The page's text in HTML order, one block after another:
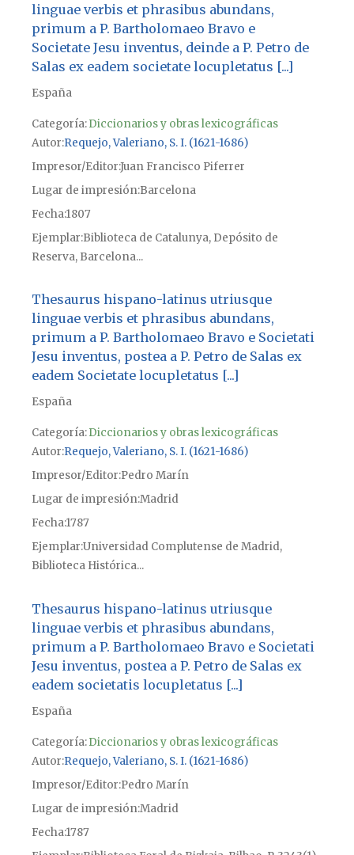
linguae verbis et phrasibus abundans,
primum a P. Bartholomaeo Bravo e
Societate Jesu inventus, deinde a P. Petro de
Salas ex eadem societate locupletatus [...]
España
Categoría:Diccionarios y obras lexicográficas
Autor Requejo, Valeriano, S. I. (1621-1686)
Impresor/EditorJuan Francisco Piferrer
Lugar de impresiónBarcelona
Fecha1807
Ejemplar Biblioteca de Catalunya, Depósito de
Reserva, Barcelona...
Thesaurus hispano-latinus utriusque
linguae verbis et phrasibus abundans,
primum a P. Bartholomaeo Bravo e Societati
Jesu inventus, postea a P. Petro de Salas ex
eadem Societate locupletatus [...]
España
Categoría:Diccionarios y obras lexicográficas
Autor Requejo, Valeriano, S. I. (1621-1686)
Impresor/Editor Pedro Marín
Lugar de impresiónMadrid
Fecha1787
Ejemplar Universidad Complutense de Madrid,
Biblioteca Histórica...
Thesaurus hispano-latinus utriusque
linguae verbis et phrasibus abundans,
primum a P. Bartholomaeo Bravo e Societati
Jesu inventus, postea a P. Petro de Salas ex
eadem societatis locupletatus [...]
España
Categoría:Diccionarios y obras lexicográficas
Autor Requejo, Valeriano, S. I. (1621-1686)
Impresor/Editor Pedro Marín
Lugar de impresiónMadrid
Fecha1787